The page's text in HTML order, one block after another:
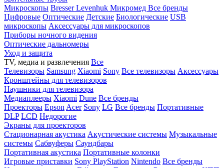
Микроскопы BresserLevenhuk Микромед Все бренды
Цифровые Оптические Детские Биологические USB
микроскопы Аксессуары для микроскопов
Приборы ночного видения
Оптические дальномеры
Уход и защита
TV, медиа и развлечения Все
Телевизоры Samsung Xiaomi Sony Все телевизоры Аксессуары
Кронштейны для телевизоров
Наушники для телевизора
Медиаплееры Xiaomi Dune Все бренды
Проекторы Epson Acer Sony LG Все бренды Портативные
DLP LCD Недорогие
Экраны для проекторов
Стационарная акустика Акустические системы Музыкальные
системы Сабвуферы Саундбары
Портативная акустика Портативные колонки
Игровые приставки Sony PlayStation Nintendo Все бренды